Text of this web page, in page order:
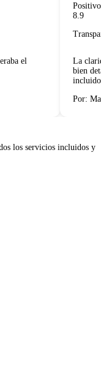
el
Positivo
8.9
La
bien
Por:
los servicios incluidos y